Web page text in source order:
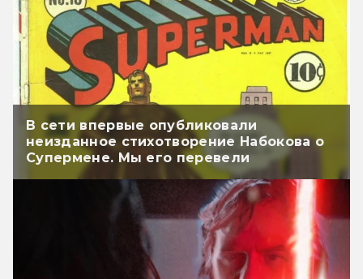
В сети впервые опубликовали
неизданное стихотворение Набокова о
Супермене. Мы его перевели